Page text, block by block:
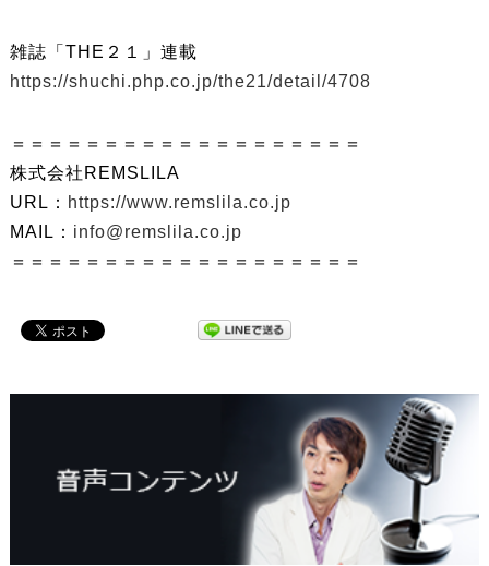
雑誌「THE２１」連載
https://shuchi.php.co.jp/the21/detail/4708
＝＝＝＝＝＝＝＝＝＝＝＝＝＝＝＝＝＝＝
株式会社REMSLILA
URL： https://www.remslila.co.jp
MAIL： info@remslila.co.jp
＝＝＝＝＝＝＝＝＝＝＝＝＝＝＝＝＝＝＝